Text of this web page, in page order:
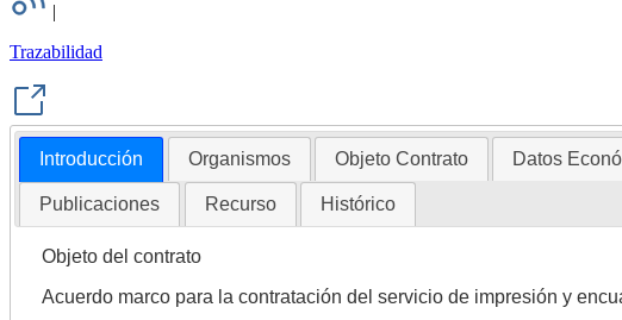
|
Trazabilidad
Introducción Organismos Objeto Contrato Datos
Publicaciones Recurso Histórico
Objeto del contrato
Acuerdo marco para la contratación del servicio de impresión y